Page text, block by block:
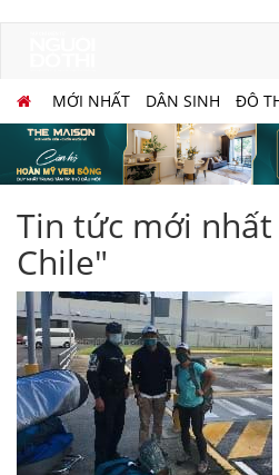
MỚI NHẤT DÂN SINH ĐÔ
Tin tức mới
Chile"